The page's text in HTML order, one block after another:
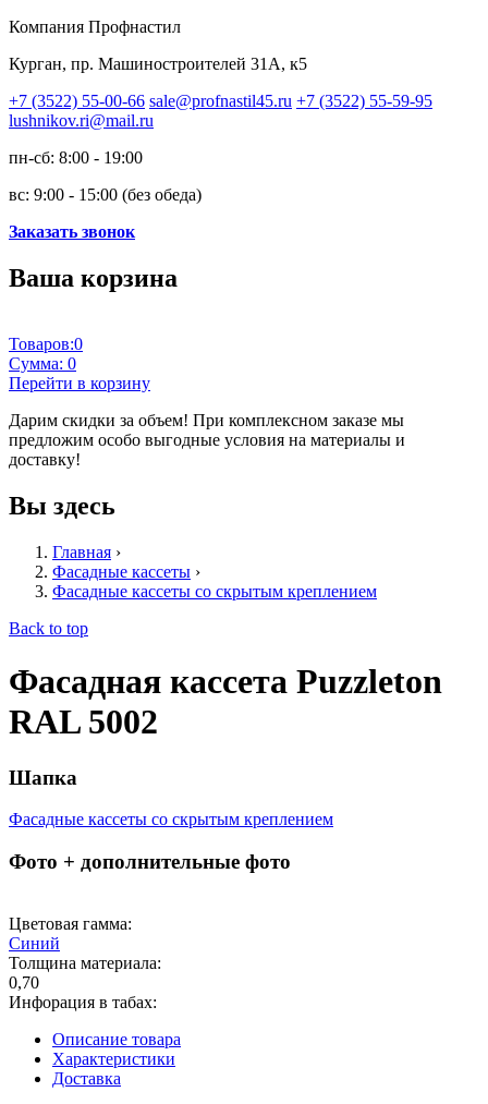
Компания Профнастил
Курган, пр. Машиностроителей 31А, к5
+7 (3522) 55-00-66 sale@profnastil45.ru +7 (3522) 55-59-95
lushnikov.ri@mail.ru
пн-сб: 8:00 - 19:00
вс: 9:00 - 15:00 (без обеда)
Заказать звонок
Ваша корзина
Товаров:0
Сумма: 0
Перейти в корзину
Дарим скидки за объем! При комплексном заказе мы
предложим особо выгодные условия на материалы и
доставку!
Вы здесь
Главная ›
Фасадные кассеты ›
Фасадные кассеты со скрытым креплением
Back to top
Фасадная кассета Puzzleton
RAL 5002
Шапка
Фасадные кассеты со скрытым креплением
Фото + дополнительные фото
Цветовая гамма:
Синий
Толщина материала:
0,70
Инфорация в табах:
Описание товара
Характеристики
Доставка